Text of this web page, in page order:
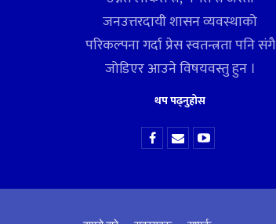
जनउत्तरदायी शासन व्यवस्थाको
परिकल्पना गर्दा प्रेस स्वतन्त्रता पनि संगै
जोडिएर आउने विषयवस्तु हुन ।
थप पढ्नुहोस